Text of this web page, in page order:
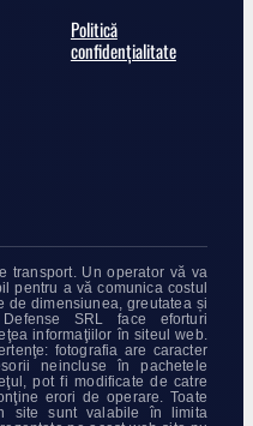
Politică
confidențialitate
transport. Un operator vă va
pentru a vă comunica costul
de dimensiunea, greutatea și
SRL face eforturi
informaţiilor în siteul web.
fotografia are caracter
neincluse în pachetele
pot fi modificate de catre
erori de operare. Toate
site sunt valabile în limita